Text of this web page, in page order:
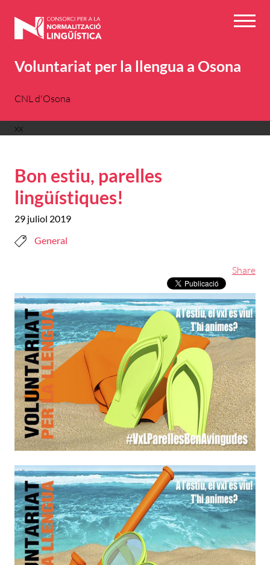
Voluntariat per la llengua a Osona
CNL d'Osona
xx
Bon estiu, parelles
lingüístiques!
29 juliol 2019
General
Share